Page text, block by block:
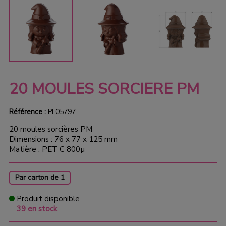
20 MOULES SORCIERE PM
Référence :PL05797
20 moules sorcières PM
Dimensions : 76 x 77 x 125 mm
Matière : PET C 800µ
Par carton de 1
Produit disponible
39 en stock